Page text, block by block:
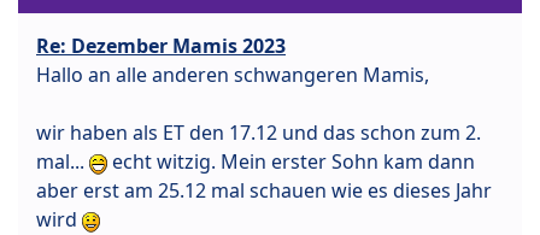
Re: Dezember Mamis 2023
Hallo an alle anderen schwangeren Mamis,
wir haben als ET den 17.12 und das schon zum 2.
mal...
echt witzig. Mein erster Sohn kam dann
aber erst am 25.12 mal schauen wie es dieses Jahr
wird